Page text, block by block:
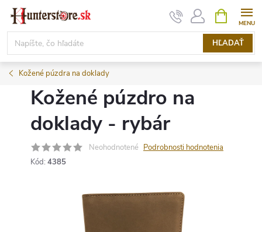
Prejsť
obsah
HĽADAŤ
KOŠÍK
Kožené púzdra na doklady
Kožené púzdro na
doklady - rybár
Neohodnotené Podrobnosti hodnotenia
Kód: 4385